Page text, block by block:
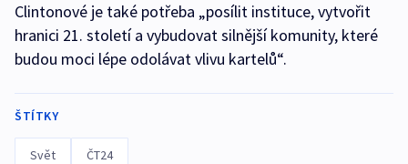
Clintonové je také potřeba „posílit instituce, vytvořit
hranici 21. století a vybudovat silnější komunity, které
budou moci lépe odolávat vlivu kartelů“.
ŠTÍTKY
Svět ČT24